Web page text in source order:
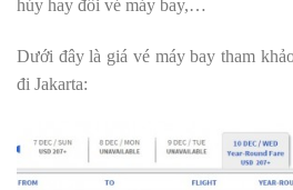
hủy hay đổi vé máy bay,…
Dưới đây là giá vé máy bay tham
đi Jakarta: